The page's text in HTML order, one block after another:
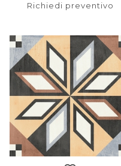
Richiedi preventivo